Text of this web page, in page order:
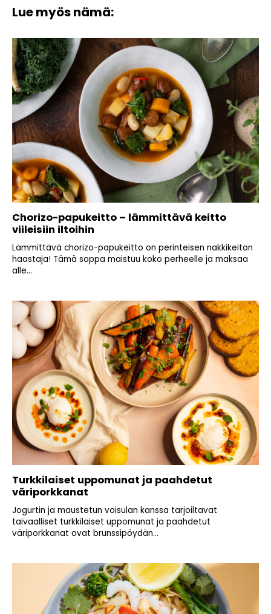
Lue myös nämä:
Chorizo-papukeitto – lämmittävä keitto
viileisiin iltoihin
Lämmittävä chorizo-papukeitto on perinteisen nakkikeiton
haastaja! Tämä soppa maistuu koko perheelle ja maksaa
alle...
Turkkilaiset uppomunat ja paahdetut
väriporkkanat
Jogurtin ja maustetun voisulan kanssa tarjoiltavat
taivaalliset turkkilaiset uppomunat ja paahdetut
väriporkkanat ovat brunssipöydän...